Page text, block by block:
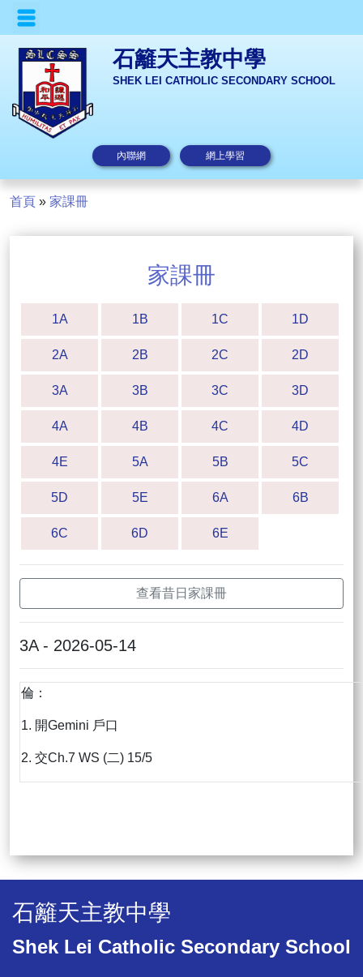
石籬天主教中學
SHEK LEI CATHOLIC SECONDARY SCHOOL
內聯網 網上學習
首頁 » 家課冊
家課冊
1A 1B 1C 1D
2A 2B 2C 2D
3A 3B 3C 3D
4A 4B 4C 4D
4E 5A 5B 5C
5D 5E 6A 6B
6C 6D 6E
查看昔日家課冊
3A - 2026-05-14
倫：
1. 開Gemini 戶口
2. 交Ch.7 WS (二) 15/5
石籬天主教中學
Shek Lei Catholic Secondary School